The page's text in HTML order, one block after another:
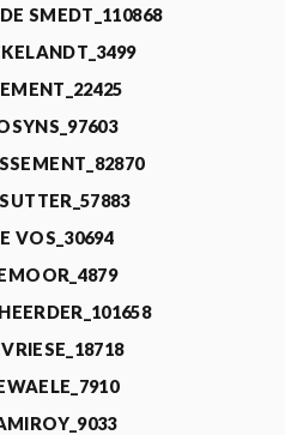
SMEDT_110868
VOS_30694